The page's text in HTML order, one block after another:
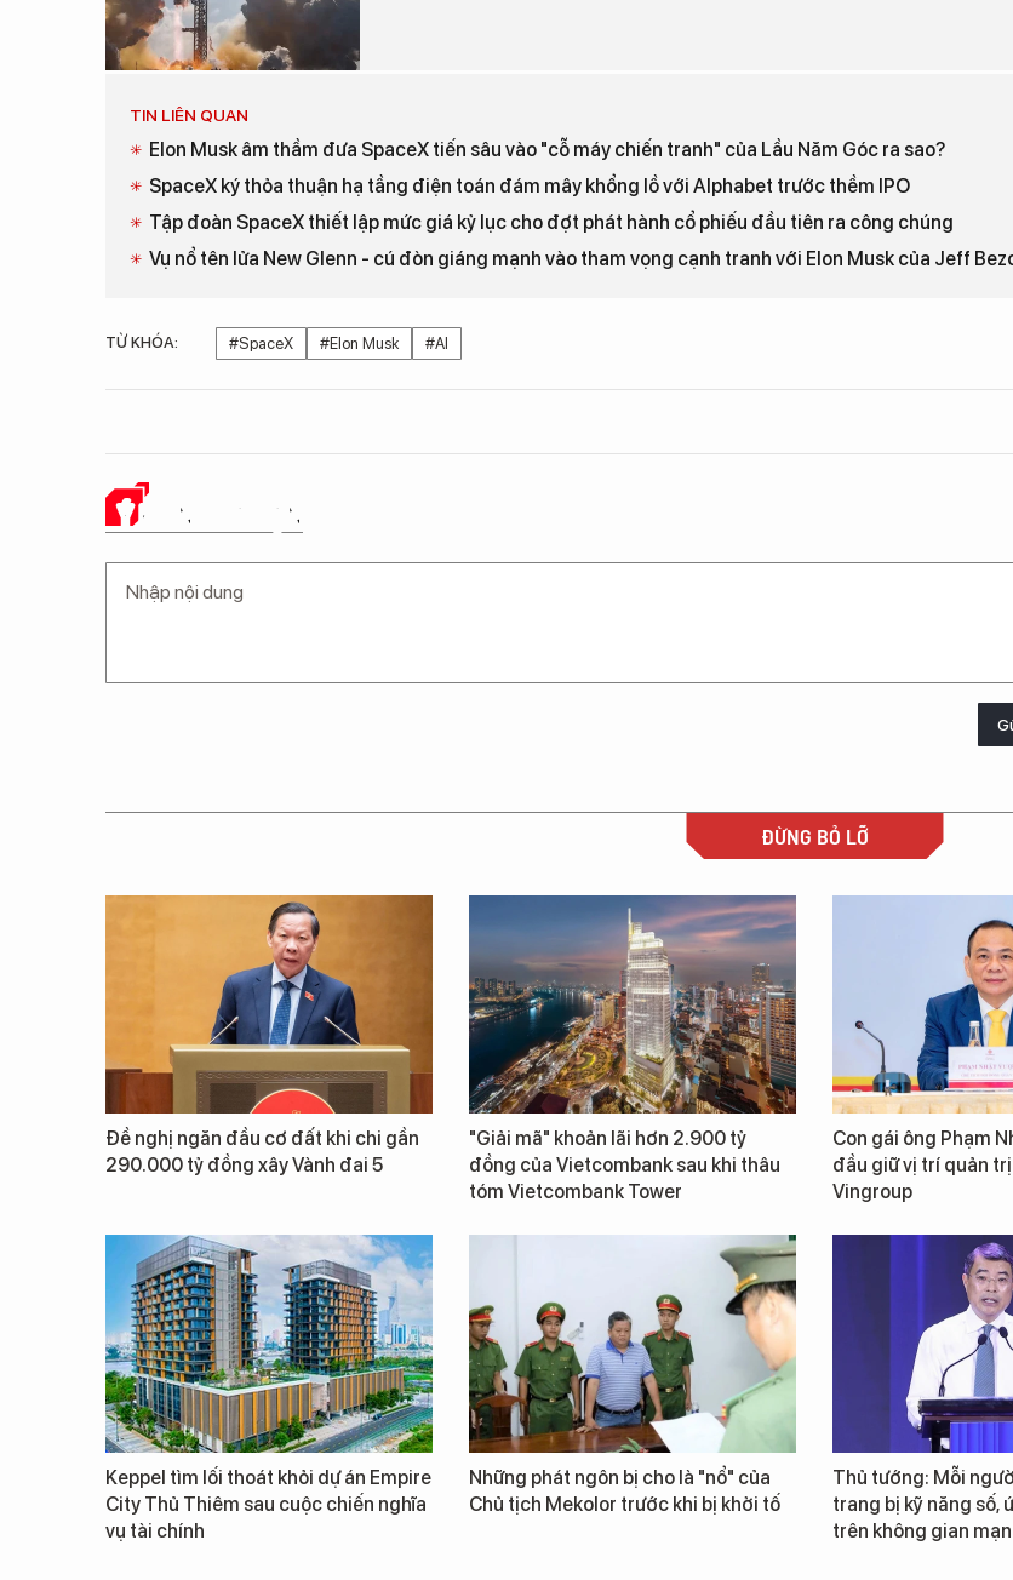
TIN LIÊN QUAN
Elon Musk âm thầm đưa SpaceX tiến sâu vào "cỗ máy chiến tranh" của Lầu Năm Góc ra sao?
SpaceX ký thỏa thuận hạ tầng điện toán đám mây khổng lồ với Alphabet trước thềm IPO
Tập đoàn SpaceX thiết lập mức giá kỷ lục cho đợt phát hành cổ phiếu đầu tiên ra công chúng
Vụ nổ tên lửa New Glenn - cú đòn giáng mạnh vào tham vọng cạnh tranh với Elon Musk của Jeff
TỪ KHÓA: #SpaceX #Elon Musk #AI
Ý KIẾN CỦA BẠN
ĐỪNG BỎ LỠ
Đề nghị ngăn đầu cơ đất khi chi gần
290.000 tỷ đồng xây Vành đai 5
"Giải mã" khoản lãi hơn 2.900 tỷ
đồng của Vietcombank sau khi thâu
tóm Vietcombank Tower
Con gái ông Phạm
đầu giữ vị trí quản
Vingroup
Keppel tìm lối thoát khỏi dự án Empire
City Thủ Thiêm sau cuộc chiến nghĩa
vụ tài chính
Những phát ngôn bị cho là "nổ" của
Chủ tịch Mekolor trước khi bị khởi tố
Thủ tướng: Mỗi
trang bị kỹ năng số,
trên không gian